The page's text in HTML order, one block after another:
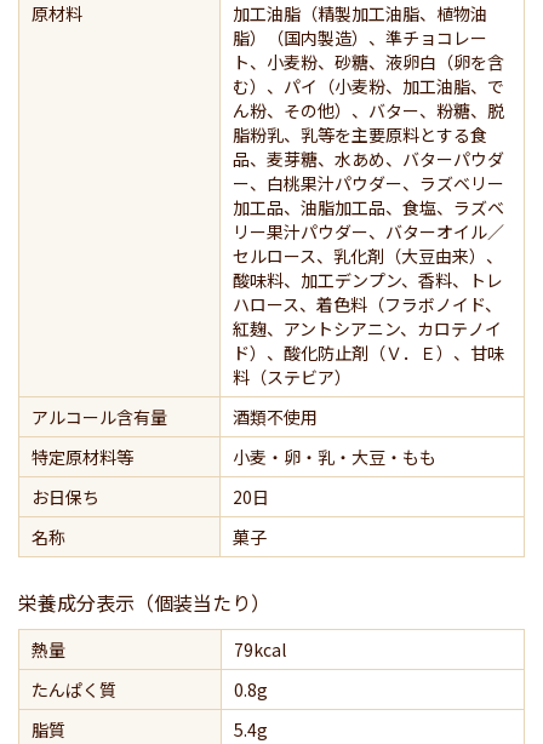
原材料
加工油脂（精製加工油脂、植物油
脂）（国内製造）、準チョコレー
ト、小麦粉、砂糖、液卵白（卵を含
む）、パイ（小麦粉、加工油脂、で
ん粉、その他）、バター、粉糖、脱
脂粉乳、乳等を主要原料とする食
品、麦芽糖、水あめ、バターパウダ
ー、白桃果汁パウダー、ラズベリー
加工品、油脂加工品、食塩、ラズベ
リー果汁パウダー、バターオイル／
セルロース、乳化剤（大豆由来）、
酸味料、加工デンプン、香料、トレ
ハロース、着色料（フラボノイド、
紅麹、アントシアニン、カロテノイ
ド）、酸化防止剤（Ｖ．Ｅ）、甘味
料（ステビア）
アルコール含有量
酒類不使用
特定原材料等
小麦・卵・乳・大豆・もも
お日保ち
20日
名称
菓子
栄養成分表示（個装当たり）
熱量
79kcal
たんぱく質
0.8g
脂質
5.4g